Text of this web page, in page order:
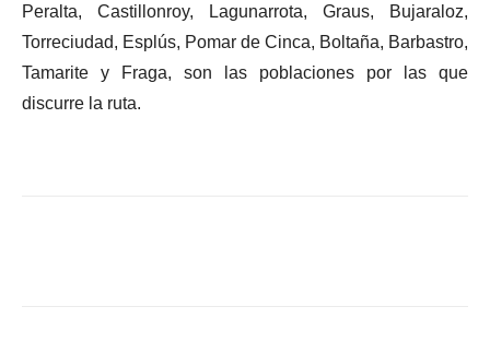
Peralta, Castillonroy, Lagunarrota, Graus, Bujaraloz,
Torreciudad, Esplús, Pomar de Cinca, Boltaña, Barbastro,
Tamarite y Fraga, son las poblaciones por las que
discurre la ruta.